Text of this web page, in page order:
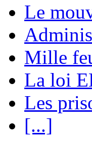
Le
Mille
La loi
Les
[...]